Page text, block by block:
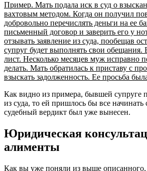
Пример. Мать подала иск в суд о
вахтовым методом. Когда он получил
добровольно перечислять деньги на ее
письменный договор и заверить его у
отзывать заявление из суда, пообещав
супруг будет выполнять свои
лист. Несколько месяцев муж исправно
делать. Мать обратилась к приставу с
взыскать задолженность. Ее просьба
Как видно из примера, бывшей супруге
из суда, то ей пришлось бы все
судебный вердикт был уже вынесен.
Юридическая
алименты
Как вы уже поняли из выше